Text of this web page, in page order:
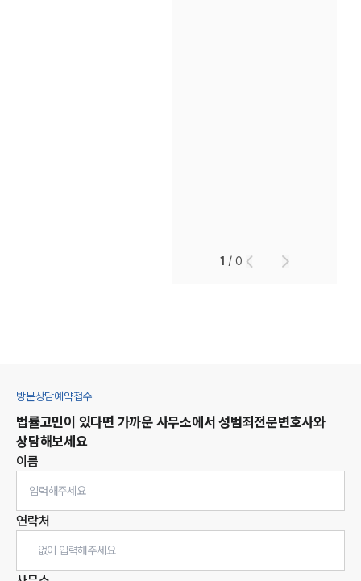
1 /0
방문상담예약접수
법률고민이 있다면 가까운 사무소에서 성범죄전문변호사와
상담해보세요
이름
연락처